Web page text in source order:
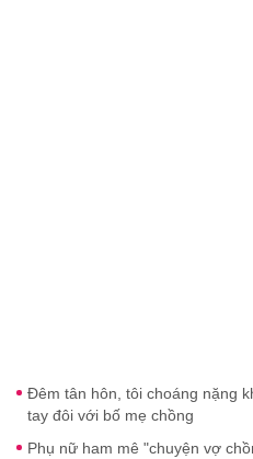
Đêm tân hôn, tôi choáng nặng
tay đôi với bố mẹ chồng
Phụ nữ ham mê "chuyện vợ